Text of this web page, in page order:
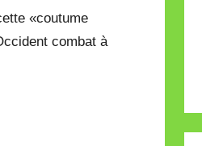
«coutume
combat à